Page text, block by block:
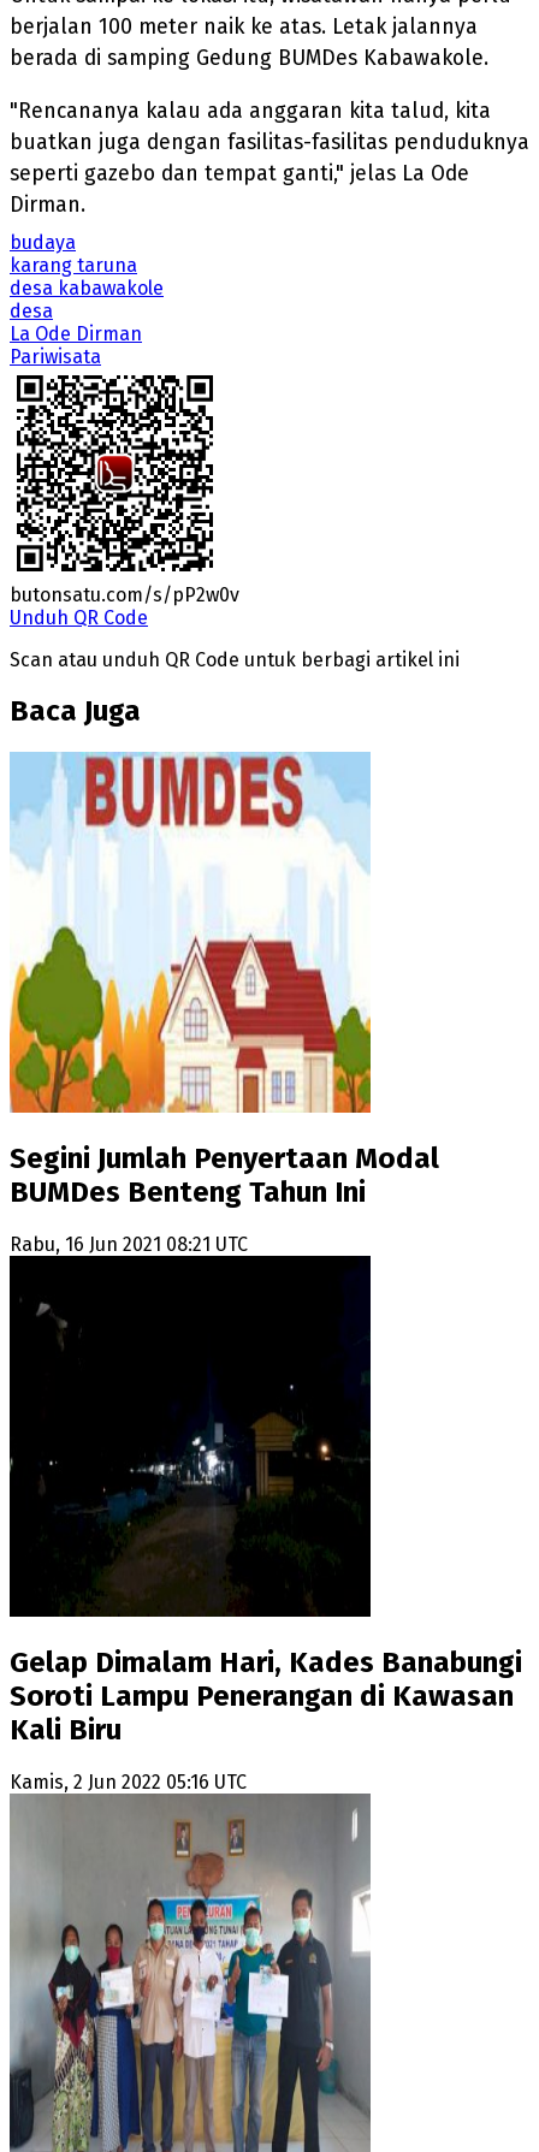
berjalan 100 meter naik ke atas. Letak jalannya
berada di samping Gedung BUMDes Kabawakole.
"Rencananya kalau ada anggaran kita talud, kita
buatkan juga dengan fasilitas-fasilitas penduduknya
seperti gazebo dan tempat ganti," jelas La Ode
Dirman.
budaya
karang taruna
desa kabawakole
desa
La Ode Dirman
Pariwisata
butonsatu.com/s/pP2w0v
Unduh QR Code
Scan atau unduh QR Code untuk berbagi artikel ini
Baca Juga
Segini Jumlah Penyertaan Modal
BUMDes Benteng Tahun Ini
Rabu, 16 Jun 2021 08:21 UTC
Gelap Dimalam Hari, Kades Banabungi
Soroti Lampu Penerangan di Kawasan
Kali Biru
Kamis, 2 Jun 2022 05:16 UTC